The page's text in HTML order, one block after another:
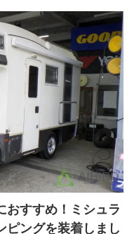
おすすめ！ミシュラ
ピングを装着しまし